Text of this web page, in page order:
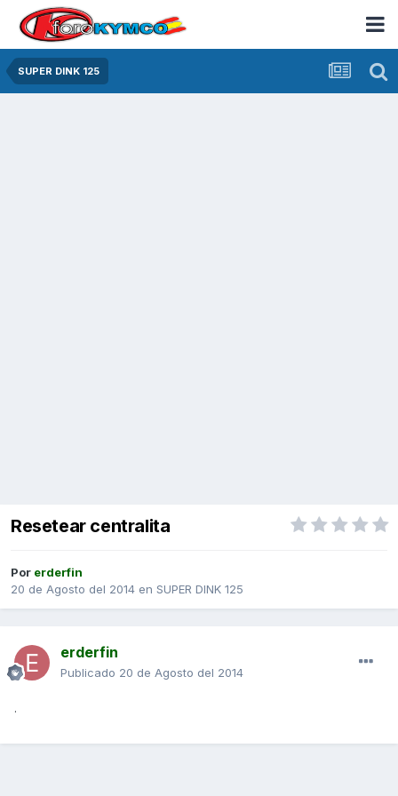
SUPER DINK 125
Resetear centralita
Por erderfin
20 de Agosto del 2014 en SUPER DINK 125
erderfin
Publicado 20 de Agosto del 2014
.